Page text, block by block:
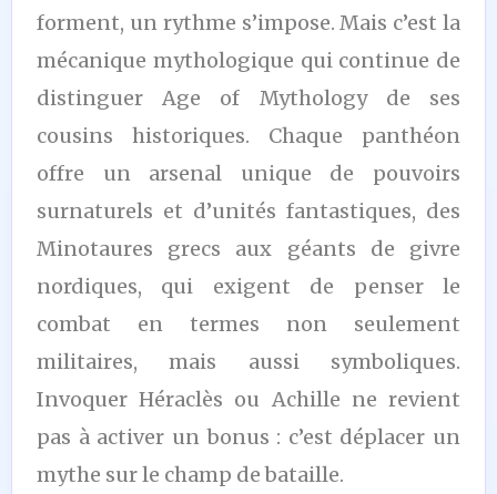
forment, un rythme s’impose. Mais c’est la
mécanique mythologique qui continue de
distinguer Age of Mythology de ses
cousins historiques. Chaque panthéon
offre un arsenal unique de pouvoirs
surnaturels et d’unités fantastiques, des
Minotaures grecs aux géants de givre
nordiques, qui exigent de penser le
combat en termes non seulement
militaires, mais aussi symboliques.
Invoquer Héraclès ou Achille ne revient
pas à activer un bonus : c’est déplacer un
mythe sur le champ de bataille.